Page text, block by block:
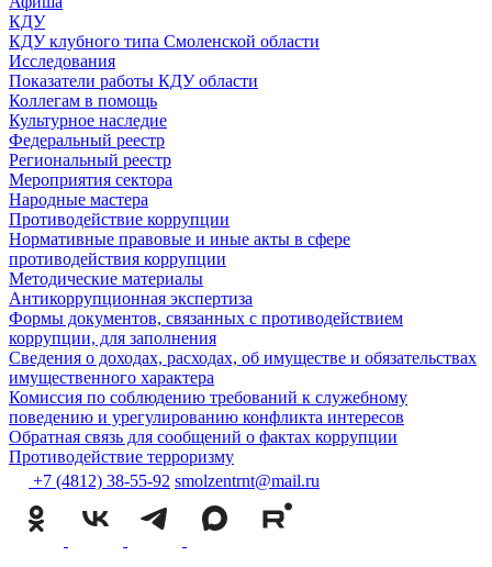
КДУ
КДУ клубного типа Смоленской области
Исследования
Показатели работы КДУ области
Коллегам в помощь
Культурное наследие
Федеральный реестр
Региональный реестр
Мероприятия сектора
Народные мастера
Противодействие коррупции
Нормативные правовые и иные акты в сфере
противодействия коррупции
Методические материалы
Антикоррупционная экспертиза
Формы документов, связанных с противодействием
коррупции, для заполнения
Сведения о доходах, расходах, об имуществе и обязательствах
имущественного характера
Комиссия по соблюдению требований к служебному
поведению и урегулированию конфликта интересов
Обратная связь для сообщений о фактах коррупции
Противодействие терроризму
+7 (4812) 38-55-92 smolzentrnt@mail.ru